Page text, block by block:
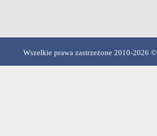
Wszelkie prawa zastrzeżone 2010-2026 ©